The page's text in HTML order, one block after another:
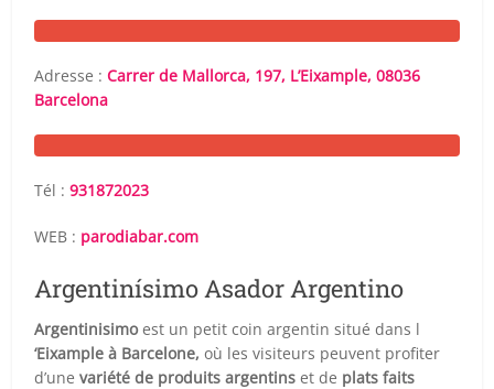
Adresse :Carrer de Mallorca, 197, L’Eixample, 08036
Barcelona
Tél :931872023
WEB : parodiabar.com
Argentinísimo Asador Argentino
Argentinisimoest un petit coin argentin situé dans l
‘Eixample à Barcelone, où les visiteurs peuvent profiter
d’unevariété de produits argentins et de plats faits